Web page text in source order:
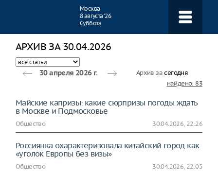
Москва
8 августа ‘26
Суббота
АРХИВ ЗА 30.04.2026
30 апреля 2026 г. Архив засегодня
найдено: 83
Майские капризы: какие сюрпризы погоды ждать
в Москве и Подмосковье
Общество 30.04.2026, 22:26
Россиянка охарактеризовала китайский город как
«уголок Европы без визы»
Общество 30.04.2026, 22:05